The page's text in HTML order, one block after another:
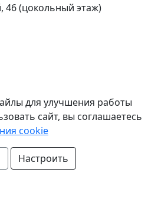
46​ (цокольный этаж)
для улучшения работы
сайт, вы соглашаетесь
cookie
Настроить